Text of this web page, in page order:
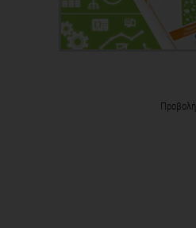
Προβολή